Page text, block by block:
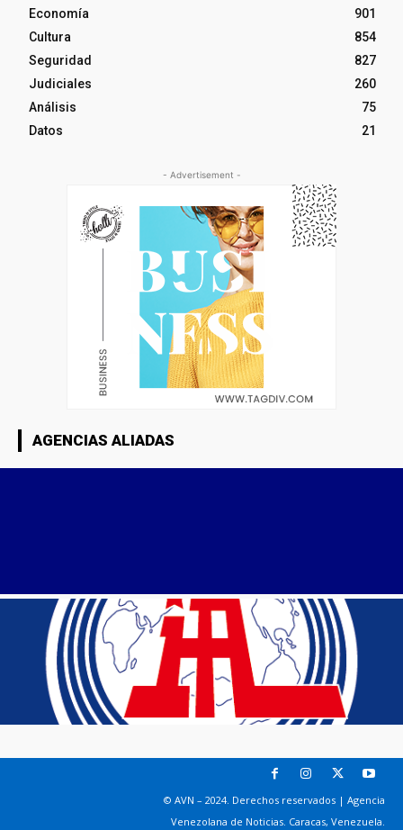
Economía
901
Cultura
854
Seguridad
827
Judiciales
260
Análisis
75
Datos
21
- Advertisement -
AGENCIAS ALIADAS
© AVN – 2024. Derechos reservados | Agencia
Venezolana de Noticias. Caracas, Venezuela.